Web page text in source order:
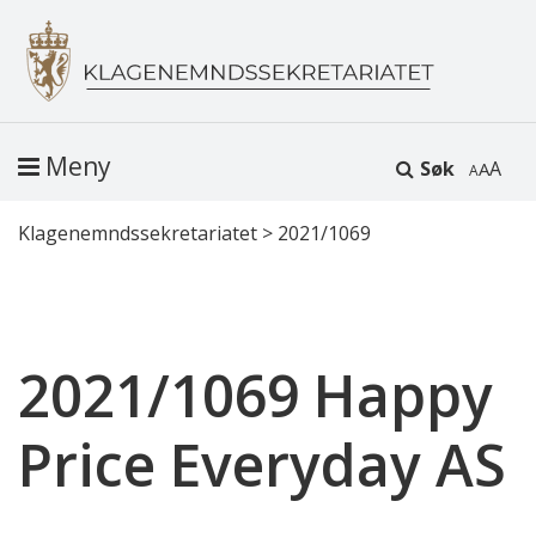
Søk A
Meny
Klagenemndssekretariatet > 2021/1069
2021/1069 Happy
Price Everyday AS